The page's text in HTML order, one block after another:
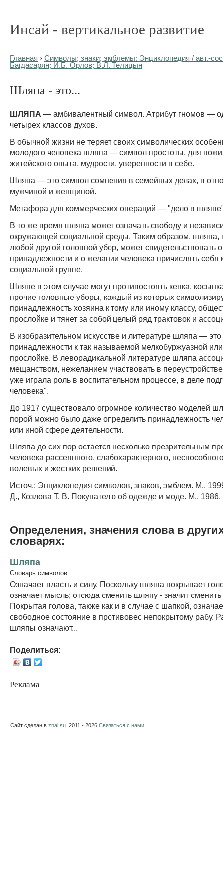
Инсай - вертикальное развитие
Главная › Символы; знаки; эмблемы: Энциклопедия / авт.-
Багдасарян; И.Б. Орлов; В.Л. Телицын
Шляпа - это...
ШЛЯПА — амбивалентный символ. Атрибут гномов —
четырех классов духов.
В обычной жизни не теряет своих символических
молодого человека шляпа — символ простоты, для
житейского опыта, мудрости, уверенности в себе.
Шляпа — это символ сомнения в семейных делах, в
мужчиной и женщиной.
Метафора для коммерческих операций — "дело в
В то же время шляпа может означать свободу и
окружающей социальной среды. Таким образом, шляпа,
любой другой головной убор, может свидетельствовать
принадлежности и о желании человека причислять себя
социальной группе.
Шляпе в этом случае могут противостоять кепка,
прочие головные уборы, каждый из которых
принадлежность хозяина к тому или иному классу,
прослойке и тянет за собой целый ряд трактовок и
В изобразительном искусстве и литературе шляпа —
принадлежности к так называемой мелкобуржуазной
прослойке. В леворадикальной литературе шляпа
мещанством, нежеланием участвовать в
уже играла роль в воспитательном процессе, в деле
человека".
До 1917 существовало огромное количество моделей
порой можно было даже определить принадлежность
или иной сфере деятельности.
Шляпа до сих пор остается несколько презрительным
человека рассеянного, слабохарактерного,
волевых и жестких решений.
Источ.: Энциклопедия символов, знаков, эмблем. М.,
Д., Козлова Т. В. Покупателю об одежде и моде. М., 1986.
Определения, значения слова в
словарях:
Шляпа
Словарь символов
Означает власть и силу. Поскольку шляпа покрывает
означает мысль; отсюда сменить шляпу - значит
Покрытая голова, также как и в случае с шапкой,
свободное состояние в противовес непокрытому рабу.
шляпы означают...
Поделиться:
Реклама
Сайт сделан в znai.su . 2011 - 2026 Связаться с нами